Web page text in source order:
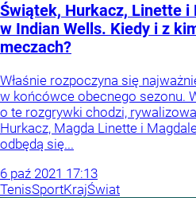
Świątek, Hurkacz, Linette i
w Indian Wells. Kiedy i z
meczach?
Właśnie rozpoczyna się
w końcówce obecnego sezonu.
o te rozgrywki chodzi,
Hurkacz, Magda Linette i
odbędą się...
6 paź 2021 17:13
TenisSportKrajŚwiat